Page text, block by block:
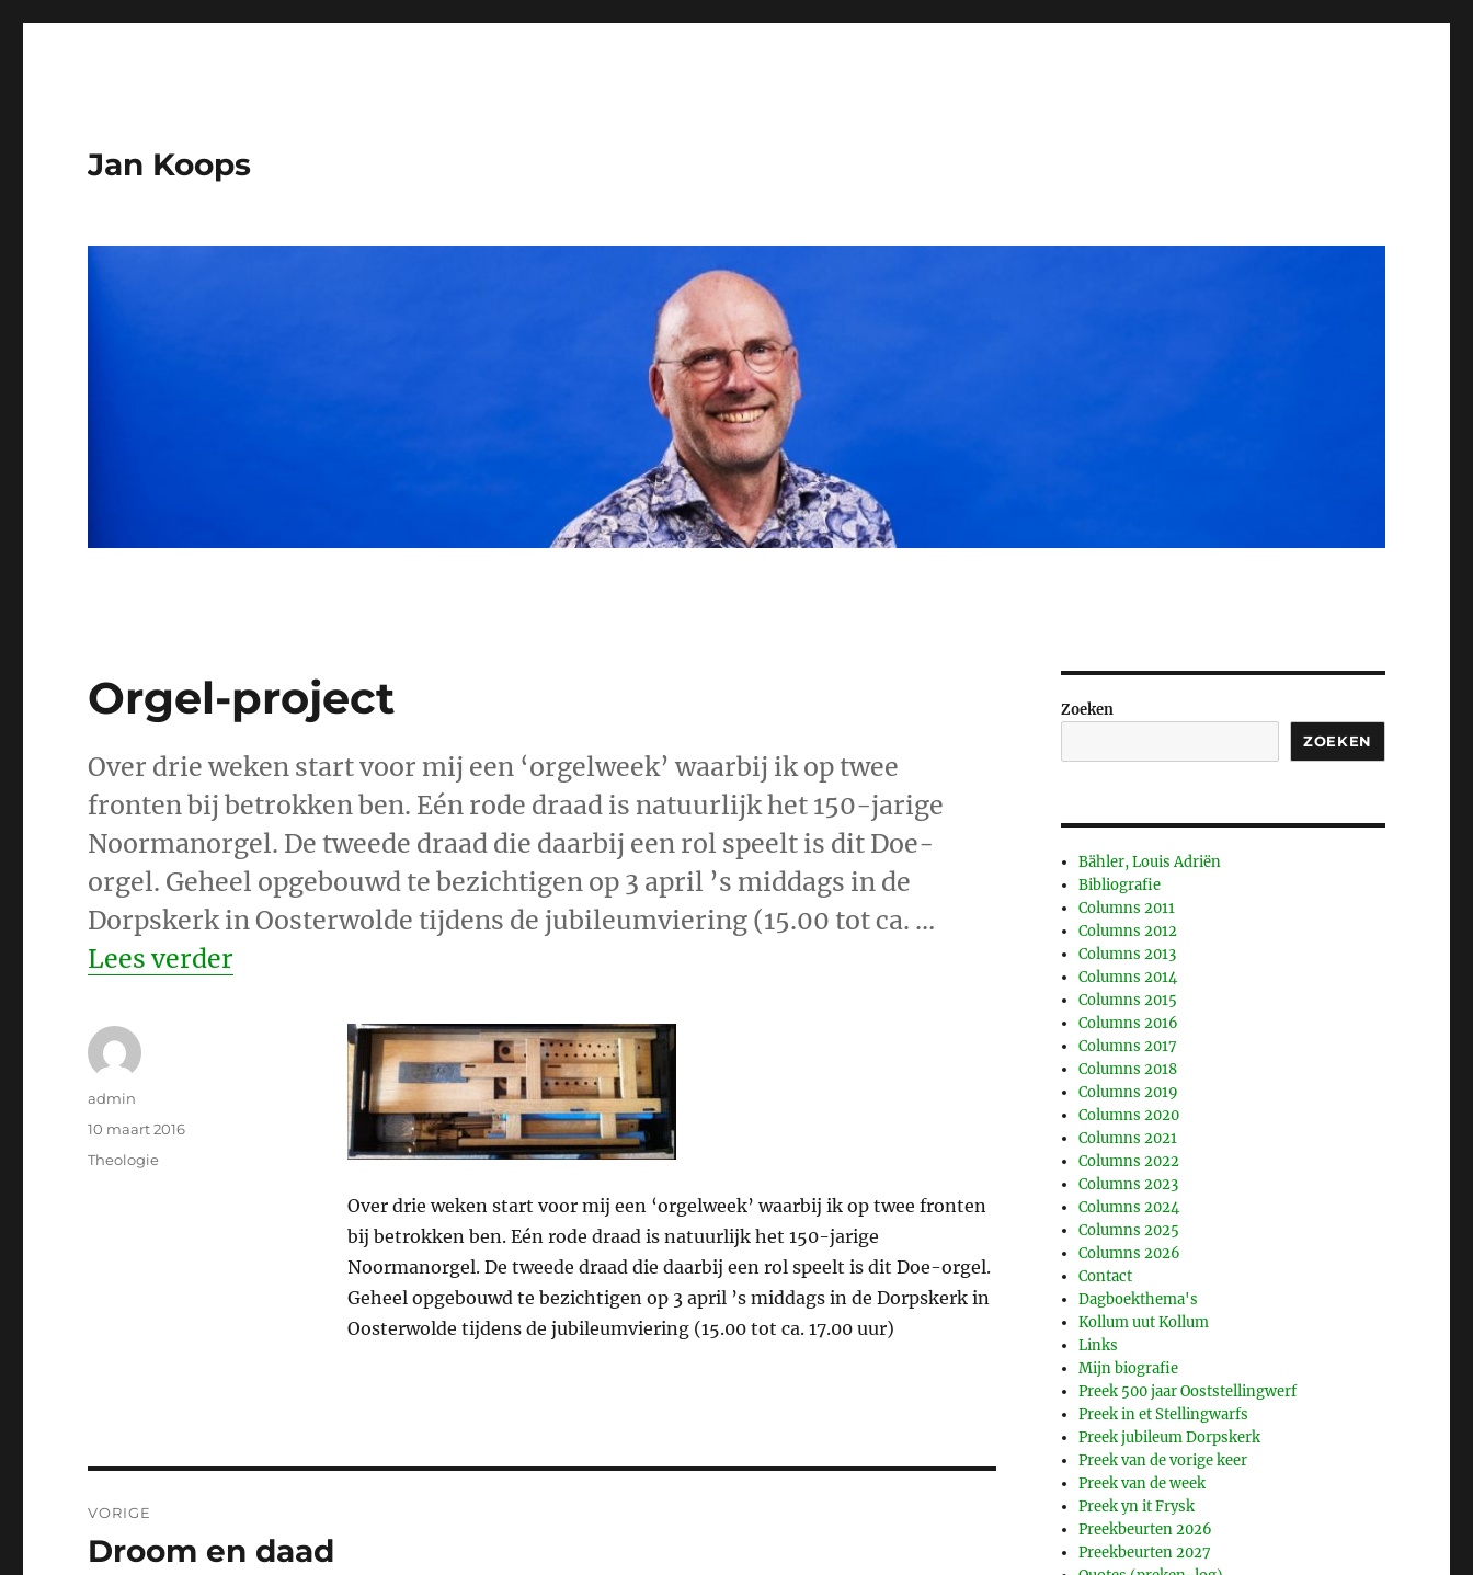
Jan Koops
Orgel-project
Over drie weken start voor mij een ‘orgelweek’ waarbij ik op twee
fronten bij betrokken ben. Eén rode draad is natuurlijk het 150-jarige
Noormanorgel. De tweede draad die daarbij een rol speelt is dit Doe-
orgel. Geheel opgebouwd te bezichtigen op 3 april ’s middags in de
Dorpskerk in Oosterwolde tijdens de jubileumviering (15.00 tot ca. …
Lees verder
Over drie weken start voor mij een ‘orgelweek’ waarbij ik op twee fronten
bij betrokken ben. Eén rode draad is natuurlijk het 150-jarige
Noormanorgel. De tweede draad die daarbij een rol speelt is dit Doe-orgel.
Geheel opgebouwd te bezichtigen op 3 april ’s middags in de Dorpskerk in
Oosterwolde tijdens de jubileumviering (15.00 tot ca. 17.00 uur)
Auteur
admin
Geplaatst
op
10 maart 2016
Categorieën
Theologie
navigatie
VORIGE
Vorig
Droom en daad
Zoeken
ZOEKEN
Bähler, Louis Adriën
Bibliografie
Columns 2011
Columns 2012
Columns 2013
Columns 2014
Columns 2015
Columns 2016
Columns 2017
Columns 2018
Columns 2019
Columns 2020
Columns 2021
Columns 2022
Columns 2023
Columns 2024
Columns 2025
Columns 2026
Contact
Dagboekthema's
Kollum uut Kollum
Links
Mijn biografie
Preek 500 jaar Ooststellingwerf
Preek in et Stellingwarfs
Preek jubileum Dorpskerk
Preek van de vorige keer
Preek van de week
Preek yn it Frysk
Preekbeurten 2026
Preekbeurten 2027